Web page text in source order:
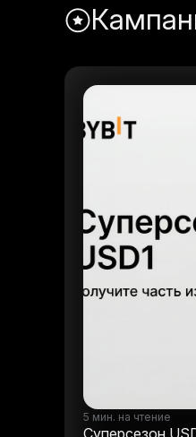
5 мин. на чтение
Суперсезон